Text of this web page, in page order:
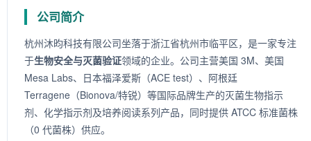
公司简介
杭州沐昀科技有限公司坐落于浙江省杭州市临平区，是一家专注
于生物安全与灭菌验证领域的企业。公司主营美国 3M、美国
Mesa Labs、日本福泽爱斯（ACE test）、阿根廷
Terragene（Bionova/特锐）等国际品牌生产的灭菌生物指示
剂、化学指示剂及培养阅读系列产品，同时提供 ATCC 标准菌株
（0 代菌株）供应。